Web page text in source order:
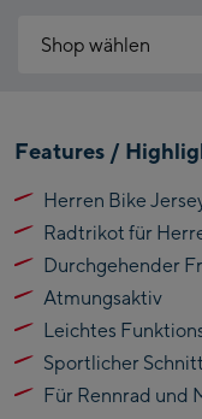
Shop wählen
Flagshipstore
Maiskogelbahn
Talstation / Valley
station
Kitzsteinhorn
Alpincenter
(Bergstation / Top
station)
Bikeworld Kaprun
Kaprun Outlet
Klicke hierfür einfach auf
Click & Reserve
Features /
Herren Bike
Radtrikot für
Durchgehender
Atmungsaktiv
Leichtes
Sportlicher Schnitt
Für Rennrad und